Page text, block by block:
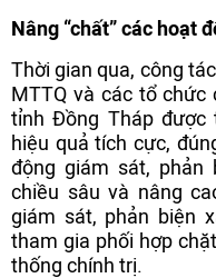
Nâng “chất” các hoạt
Thời gian qua, công
MTTQ và các tổ chức
tỉnh Đồng Tháp được
hiệu quả tích cực,
động giám sát, phản
chiều sâu và nâng
giám sát, phản biện
tham gia phối hợp
thống chính trị.